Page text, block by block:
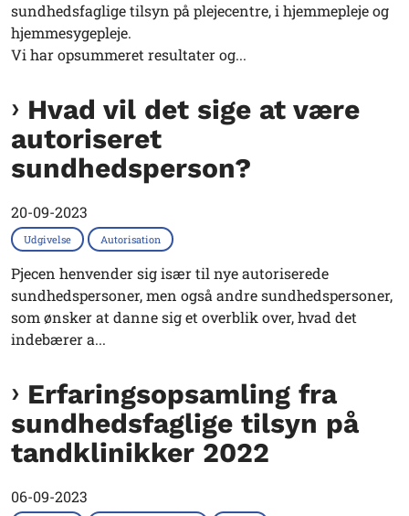
sundhedsfaglige tilsyn på plejecentre, i hjemmepleje og
hjemmesygepleje.
Vi har opsummeret resultater og...
Hvad vil det sige at være
autoriseret
sundhedsperson?
20-09-2023
Udgivelse Autorisation
Pjecen henvender sig især til nye autoriserede
sundhedspersoner, men også andre sundhedspersoner,
som ønsker at danne sig et overblik over, hvad det
indebærer a...
Erfaringsopsamling fra
sundhedsfaglige tilsyn på
tandklinikker 2022
06-09-2023